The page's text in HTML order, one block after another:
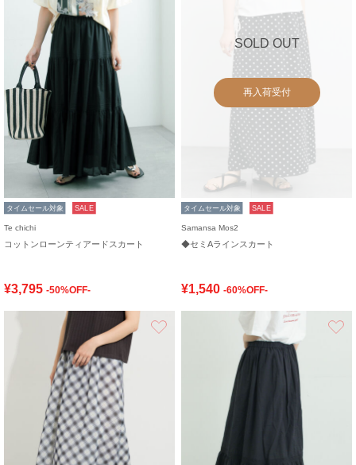
タイムセール対象 SALE
Te chichi
コットンローンティアードスカート
¥3,795 -50%OFF-
SOLD OUT
再入荷受付
タイムセール対象 SALE
Samansa Mos2
◆セミAラインスカート
¥1,540 -60%OFF-